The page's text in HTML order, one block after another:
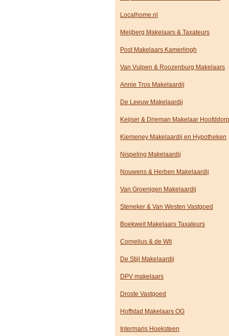
Localhome.nl
Meijberg Makelaars & Taxateurs
Post Makelaars Kamerlingh
Van Vulpen & Roozenburg Makelaars
Annie Tros Makelaardij
De Leeuw Makelaardij
Keijser & Drieman Makelaar Hoofddorp
Kiemeney Makelaardij en Hypotheken
Nispeling Makelaardij
Nouwens & Herben Makelaardij
Van Groenigen Makelaardij
Steneker & Van Westen Vastgoed
Boekweit Makelaars Taxateurs
Cornelius & de Wit
De Stijl Makelaardij
DPV makelaars
Droste Vastgoed
Hoffstad Makelaars OG
Intermaris Hoeksteen